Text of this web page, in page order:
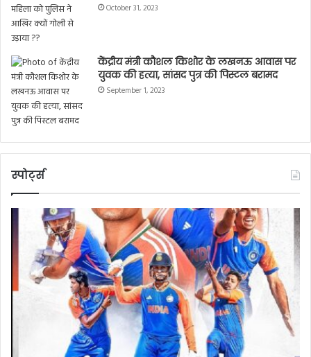
स्पोर्ट्स
IND vs ZIM: जायसवाल ने रचा नया इतिहास,पहली
गेंद पर ही 13 रन बनाकर तोड़ा पाकिस्तान का विश्व
रिकॉर्ड
यशस्वी का अनोखा रिकॉर्ड, IPL में फिर शतक
जड़कर रची यशगाथा